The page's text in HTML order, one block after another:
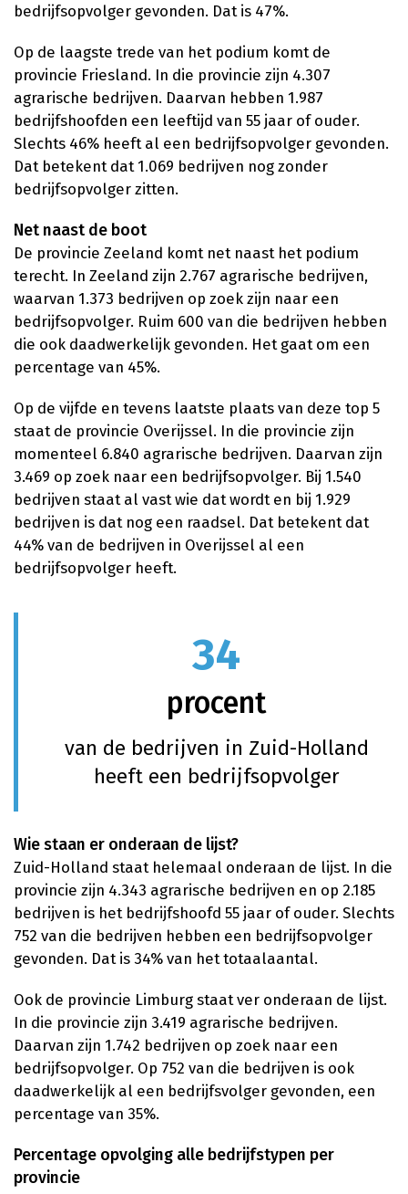
bedrijfsopvolger gevonden. Dat is 47%.
Op de laagste trede van het podium komt de
provincie Friesland. In die provincie zijn 4.307
agrarische bedrijven. Daarvan hebben 1.987
bedrijfshoofden een leeftijd van 55 jaar of ouder.
Slechts 46% heeft al een bedrijfsopvolger gevonden.
Dat betekent dat 1.069 bedrijven nog zonder
bedrijfsopvolger zitten.
Net naast de boot
De provincie Zeeland komt net naast het podium
terecht. In Zeeland zijn 2.767 agrarische bedrijven,
waarvan 1.373 bedrijven op zoek zijn naar een
bedrijfsopvolger. Ruim 600 van die bedrijven hebben
die ook daadwerkelijk gevonden. Het gaat om een
percentage van 45%.
Op de vijfde en tevens laatste plaats van deze top 5
staat de provincie Overijssel. In die provincie zijn
momenteel 6.840 agrarische bedrijven. Daarvan zijn
3.469 op zoek naar een bedrijfsopvolger. Bij 1.540
bedrijven staat al vast wie dat wordt en bij 1.929
bedrijven is dat nog een raadsel. Dat betekent dat
44% van de bedrijven in Overijssel al een
bedrijfsopvolger heeft.
34
procent
van de bedrijven in Zuid-Holland
heeft een bedrijfsopvolger
Wie staan er onderaan de lijst?
Zuid-Holland staat helemaal onderaan de lijst. In die
provincie zijn 4.343 agrarische bedrijven en op 2.185
bedrijven is het bedrijfshoofd 55 jaar of ouder. Slechts
752 van die bedrijven hebben een bedrijfsopvolger
gevonden. Dat is 34% van het totaalaantal.
Ook de provincie Limburg staat ver onderaan de lijst.
In die provincie zijn 3.419 agrarische bedrijven.
Daarvan zijn 1.742 bedrijven op zoek naar een
bedrijfsopvolger. Op 752 van die bedrijven is ook
daadwerkelijk al een bedrijfsvolger gevonden, een
percentage van 35%.
Percentage opvolging alle bedrijfstypen per
provincie